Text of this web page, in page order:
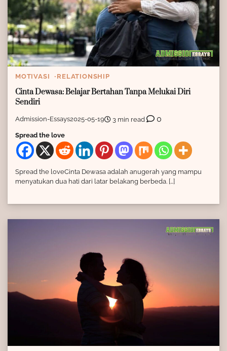
MOTIVASI RELATIONSHIP
Cinta Dewasa: Belajar Bertahan Tanpa Melukai Diri
Sendiri
Admission-Essays2025-05-19 3 min read 0
Spread the love
Spread the loveCinta Dewasa adalah anugerah yang mampu
menyatukan dua hati dari latar belakang berbeda. […]